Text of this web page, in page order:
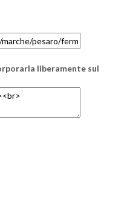
liberamente sul